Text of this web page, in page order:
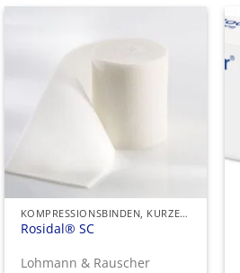
KOMPRESSIONSBINDEN, KURZER ZUG
Rosidal® SC
Lohmann & Rauscher